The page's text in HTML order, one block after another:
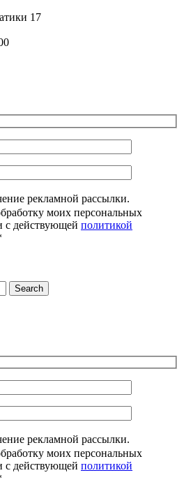
17
рекламной рассылки.
моих персональных
с действующей политикой
Search
рекламной рассылки.
моих персональных
с действующей политикой